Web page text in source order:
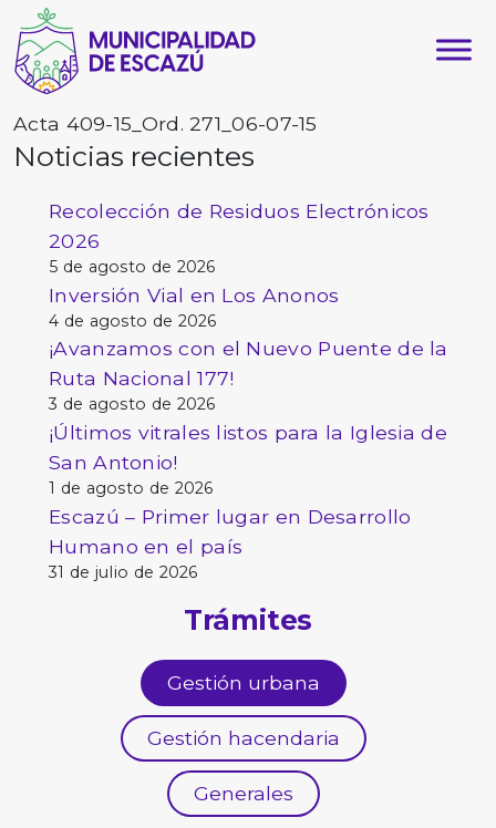
Acta 409-15_Ord. 271_06-07-15
Noticias recientes
Recolección de Residuos Electrónicos
2026
5 de agosto de 2026
Inversión Vial en Los Anonos
4 de agosto de 2026
¡Avanzamos con el Nuevo Puente de la
Ruta Nacional 177!
3 de agosto de 2026
¡Últimos vitrales listos para la Iglesia de
San Antonio!
1 de agosto de 2026
Escazú – Primer lugar en Desarrollo
Humano en el país
31 de julio de 2026
Trámites
Gestión urbana
Gestión hacendaria
Generales